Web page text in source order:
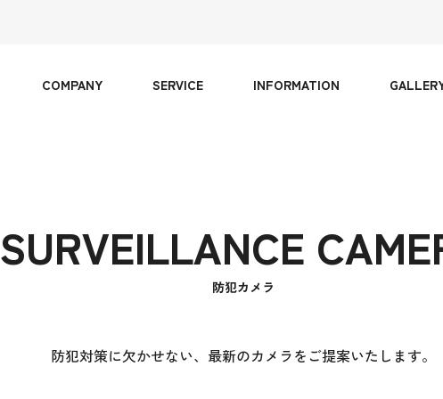
COMPANY SERVICE INFORMATION
SURVEILLANCE
防犯カメラ
防犯対策に欠かせない、最新のカメラをご提案いたします。